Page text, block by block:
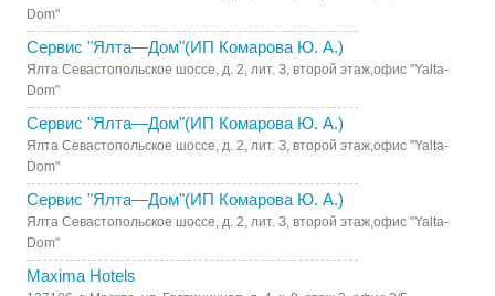
Dom"
Сервис "Ялта—Дом"(ИП Комарова Ю. А.)
Ялта Севастопольское шоссе, д. 2, лит. З, второй этаж,офис "Yalta-
Dom"
Сервис "Ялта—Дом"(ИП Комарова Ю. А.)
Ялта Севастопольское шоссе, д. 2, лит. З, второй этаж,офис "Yalta-
Dom"
Сервис "Ялта—Дом"(ИП Комарова Ю. А.)
Ялта Севастопольское шоссе, д. 2, лит. З, второй этаж,офис "Yalta-
Dom"
Maxima Hotels